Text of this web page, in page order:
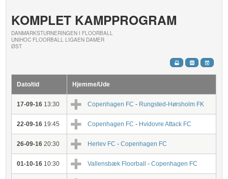
KOMPLET KAMPPROGRAM
DANMARKSTURNERINGEN I FLOORBALL
UNIHOC FLOORBALL LIGAEN DAMER
ØST
Dato/tid Hjemme/Ude
17-09-16 13:30 Copenhagen FC - Rungsted-Hørsholm FK
22-09-16 19:45 Copenhagen FC - Hvidovre Attack FC
26-09-16 20:30 Herlev FC-Copenhagen FC
01-10-16 10:30 Vallensbæk Floorball -Copenhagen FC